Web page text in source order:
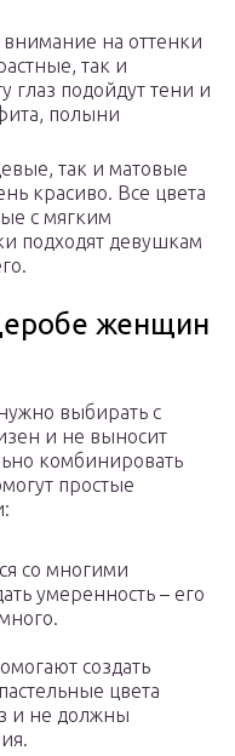
внимание на оттенки
так и
подойдут тени и
полыни
так и матовые
красиво. Все цвета
с мягким
подходят девушкам
женщин
выбирать с
и не выносит
комбинировать
простые
со многими
умеренность – его
создать
цвета
и не должны